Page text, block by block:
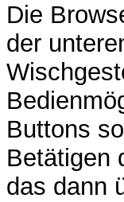
Die
der
Buttons
Betätigen
das dann